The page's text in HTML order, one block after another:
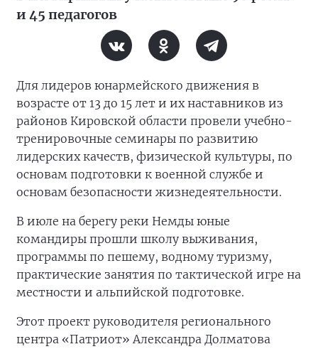
и 45 педагогов
Для лидеров юнармейского движения в
возрасте от 13 до 15 лет и их наставников из
районов Кировской области провели учебно-
тренировочные семинары по развитию
лидерских качеств, физической культуры, по
основам подготовки к военной службе и
основам безопасности жизнедеятельности.
В июле на берегу реки Немды юные
командиры прошли школу выживания,
программы по пешему, водному туризму,
практические занятия по тактической игре на
местности и альпийской подготовке.
Этот проект руководителя регионального
центра «Патриот» Александра Долматова